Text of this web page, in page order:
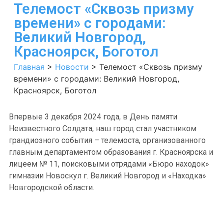
Телемост «Сквозь призму
времени» с городами:
Великий Новгород,
Красноярск, Боготол
Главная > Новости > Телемост «Сквозь призму
времени» с городами: Великий Новгород,
Красноярск, Боготол
Впервые 3 декабря 2024 года, в День памяти
Неизвестного Солдата, наш город стал участником
грандиозного события – телемоста, организованного
главным департаментом образования г. Красноярска и
лицеем № 11, поисковыми отрядами «Бюро находок»
гимназии Новоскул г. Великий Новгород и «Находка»
Новгородской области.